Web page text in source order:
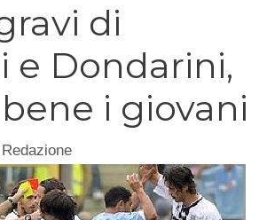
di
e Dondarini,
i giovani
Redazione